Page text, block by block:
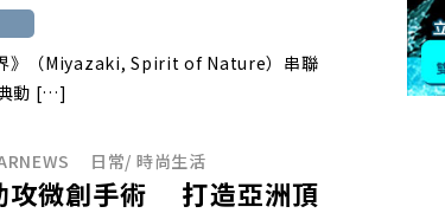
》（Miyazaki, Spirit of Nature）串聯
典動 […]
日常/ 時尚生活
攻微創手術 打造亞洲頂